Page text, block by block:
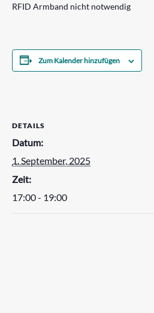
RFID Armband nicht notwendig
Zum Kalender hinzufügen
DETAILS
Datum:
1. September, 2025
Zeit:
17:00 - 19:00